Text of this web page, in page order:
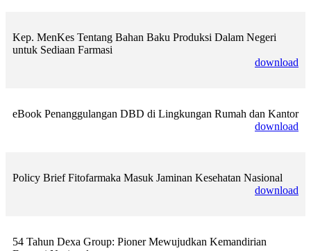
Kep. MenKes Tentang Bahan Baku Produksi Dalam Negeri
untuk Sediaan Farmasi
download
eBook Penanggulangan DBD di Lingkungan Rumah dan Kantor
download
Policy Brief Fitofarmaka Masuk Jaminan Kesehatan Nasional
download
54 Tahun Dexa Group: Pioner Mewujudkan Kemandirian